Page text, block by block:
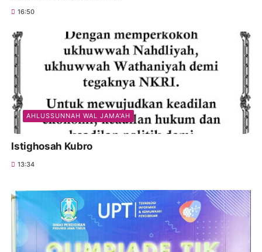
16:50
AHLUSSUNNAH WAL JAMA'AH
Istighosah Kubro
13:34